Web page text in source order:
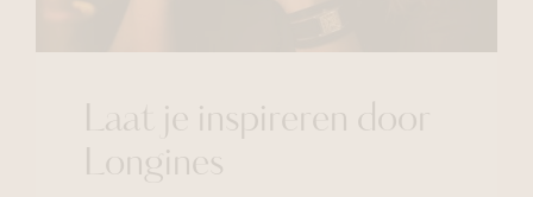
Laat je inspireren door
Longines